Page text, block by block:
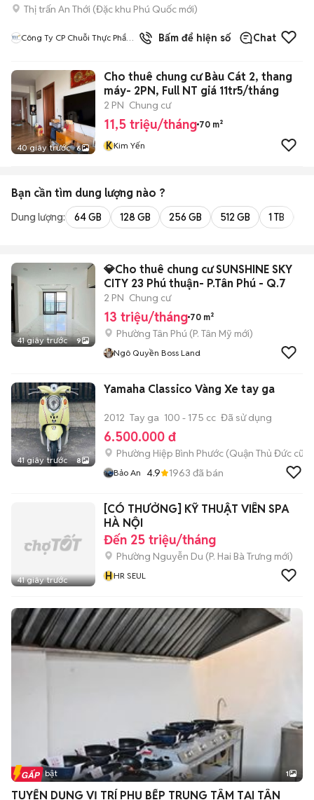
Thị trấn An Thới (Đặc khu Phú Quốc mới)
Công Ty CP Chuỗi Thực Phẩm
Bấm để hiện số Chat
40 giây trước 6
Cho thuê chung cư Bàu Cát 2, thang
máy- 2PN, Full NT giá 11tr5/tháng
2 PN Chung cư
11,5 triệu/tháng 70 m²
KKim Yến
Bạn cần tìm dung lượng nào ?
Dung lượng: 64 GB 128 GB 256 GB 512 GB 1 TB
41 giây trước 9
💎Cho thuê chung cư SUNSHINE SKY
CITY 23 Phú thuận- P.Tân Phú - Q.7
2 PN Chung cư
13 triệu/tháng 70 m²
Phường Tân Phú (P. Tân Mỹ mới)
Ngô Quyền Boss Land
41 giây trước 8
Yamaha Classico Vàng Xe tay ga
2012 Tay ga 100 - 175 cc Đã sử dụng
6.500.000 đ
Phường Hiệp Bình Phước (Quận Thủ Đức cũ)
Bảo An 4.9 1963 đã bán
41 giây trước
[CÓ THƯỞNG] KỸ THUẬT VIÊN SPA
HÀ NỘI
Đến 25 triệu/tháng
Phường Nguyễn Du (P. Hai Bà Trưng mới)
HHR SEUL
Tin nổi bật 1
TUYỂN DỤNG VỊ TRÍ PHỤ BẾP TRUNG TÂM TẠI TÂN